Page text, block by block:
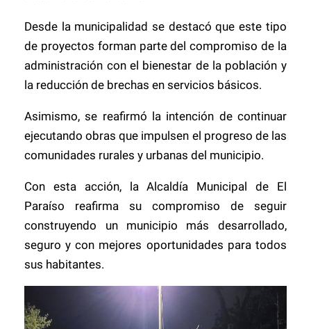
Desde la municipalidad se destacó que este tipo
de proyectos forman parte del compromiso de la
administración con el bienestar de la población y
la reducción de brechas en servicios básicos.
Asimismo, se reafirmó la intención de continuar
ejecutando obras que impulsen el progreso de las
comunidades rurales y urbanas del municipio.
Con esta acción, la Alcaldía Municipal de El
Paraíso reafirma su compromiso de seguir
construyendo un municipio más desarrollado,
seguro y con mejores oportunidades para todos
sus habitantes.